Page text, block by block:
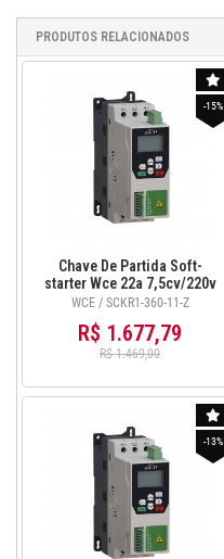
PRODUTOS RELACIONADOS
-15%
Chave De Partida Soft-
starter Wce 22a 7,5cv/220v
15cv/380v com Ihm -
WCE / SCKR1-360-11-Z
R$ 1.677,79
R$ 1.469,00
-13%